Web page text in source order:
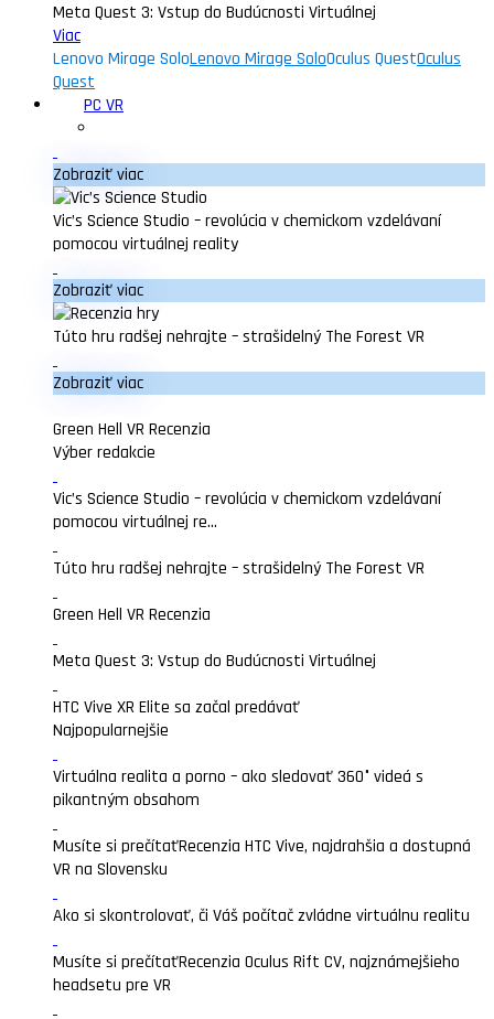
Meta Quest 3: Vstup do Budúcnosti Virtuálnej
Viac
Lenovo Mirage SoloLenovo Mirage SoloOculus QuestOculus
Quest
PC VR
Zobraziť viac
Vic’s Science Studio – revolúcia v chemickom vzdelávaní
pomocou virtuálnej reality
Zobraziť viac
Túto hru radšej nehrajte – strašidelný The Forest VR
Zobraziť viac
Green Hell VR Recenzia
Výber redakcie
Vic’s Science Studio – revolúcia v chemickom vzdelávaní
pomocou virtuálnej re...
Túto hru radšej nehrajte – strašidelný The Forest VR
Green Hell VR Recenzia
Meta Quest 3: Vstup do Budúcnosti Virtuálnej
HTC Vive XR Elite sa začal predávať
Najpopularnejšie
Virtuálna realita a porno – ako sledovať 360° videá s
pikantným obsahom
Musíte si prečítaťRecenzia HTC Vive, najdrahšia a dostupná
VR na Slovensku
Ako si skontrolovať, či Váš počítač zvládne virtuálnu realitu
Musíte si prečítaťRecenzia Oculus Rift CV, najznámejšieho
headsetu pre VR